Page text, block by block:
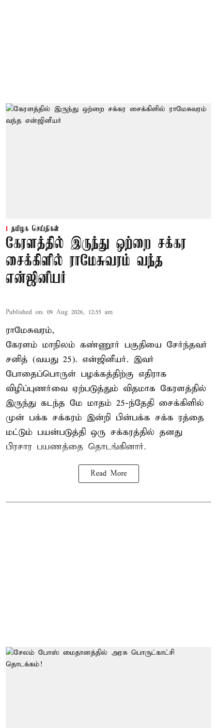
தமிழக செய்திகள்
கேரளத்தில் இருந்து ஒற்றை சக்கர
சைக்கிளில் ராமேசுவரம் வந்த
என்ஜினீயர்
Published on: 09 Aug 2026, 12:55 am
ராமேசுவரம்,
கேரளம் மாநிலம் கண்ணூர் பகுதியை சேர்ந்தவர்
சனித் (வயது 25). என்ஜினீயர். இவர்
போதைப்பொருள் பழக்கத்திற்கு எதிராக
விழிப்புணர்வை ஏற்படுத்தும் விதமாக கேரளத்தில்
இருந்து கடந்த மே மாதம் 25-ந்தேதி சைக்கிளில்
முன் பக்க சக்கரம் இன்றி பின்பக்க சக்க ரத்தை
மட்டும் பயன்படுத்தி ஒரு சக்கரத்தில் தனது
பிரசார பயணத்தை தொடங்கினார்.
Read More